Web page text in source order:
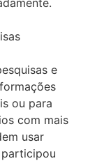
e
ou para
com mais
usar